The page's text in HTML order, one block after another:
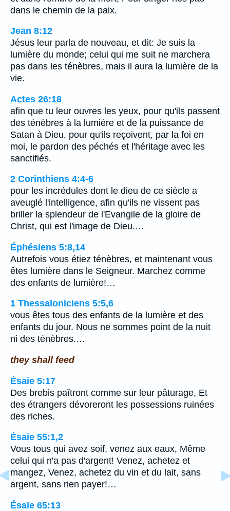
dans le chemin de la paix.
Jean 8:12
Jésus leur parla de nouveau, et dit: Je suis la
lumière du monde; celui qui me suit ne marchera
pas dans les ténèbres, mais il aura la lumière de la
vie.
Actes 26:18
afin que tu leur ouvres les yeux, pour qu'ils passent
des ténèbres à la lumière et de la puissance de
Satan à Dieu, pour qu'ils reçoivent, par la foi en
moi, le pardon des péchés et l'héritage avec les
sanctifiés.
2 Corinthiens 4:4-6
pour les incrédules dont le dieu de ce siècle a
aveuglé l'intelligence, afin qu'ils ne vissent pas
briller la splendeur de l'Evangile de la gloire de
Christ, qui est l'image de Dieu.…
Éphésiens 5:8,14
Autrefois vous étiez ténèbres, et maintenant vous
êtes lumière dans le Seigneur. Marchez comme
des enfants de lumière!…
1 Thessaloniciens 5:5,6
vous êtes tous des enfants de la lumière et des
enfants du jour. Nous ne sommes point de la nuit
ni des ténèbres.…
they shall feed
Ésaïe 5:17
Des brebis paîtront comme sur leur pâturage, Et
des étrangers dévoreront les possessions ruinées
des riches.
Ésaïe 55:1,2
Vous tous qui avez soif, venez aux eaux, Même
celui qui n'a pas d'argent! Venez, achetez et
mangez, Venez, achetez du vin et du lait, sans
argent, sans rien payer!…
Ésaïe 65:13